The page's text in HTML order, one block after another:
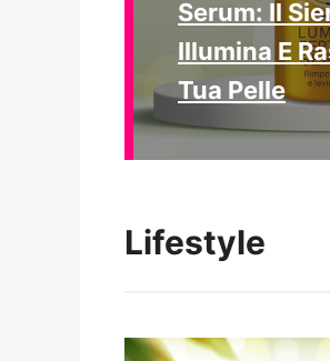
Serum: Il
Illumina E
Tua Pelle
Lifestyle